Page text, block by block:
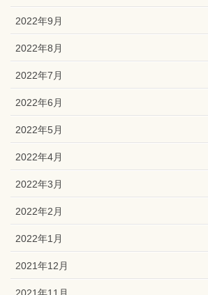
2022年9月
2022年8月
2022年7月
2022年6月
2022年5月
2022年4月
2022年3月
2022年2月
2022年1月
2021年12月